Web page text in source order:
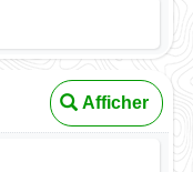
Afficher